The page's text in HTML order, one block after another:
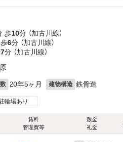
歩10分 （加古川線）
6分 （加古川線）
7分 （加古川線）
20年5ヶ月 建物構造 鉄骨造
輪場あり
賃料
管理費等
敷金
礼金